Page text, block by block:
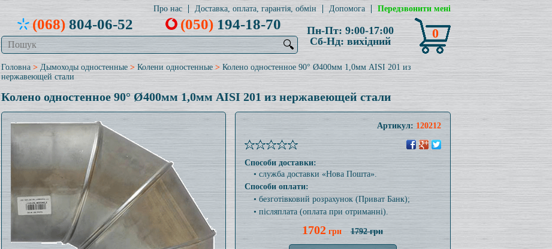
Про нас Доставка, оплата, гарантія, обмін Допомога Передзвонити мені
(068)804-06-52 (050)194-18-70
🔍
Пн-Пт: 9:00-17:00
Сб-Нд: вихідний
0
Головна> Дымоходы одностенные> Колени одностенные> Колено одностенное 90° Ø400мм 1,0мм AISI 201 из
нержавеющей стали
Колено одностенное 90° Ø400мм 1,0мм AISI 201 из нержавеющей стали
Артикул:120212
Способи доставки:
• служба доставки «Нова Пошта».
Способи оплати:
• безготівковий розрахунок (Приват Банк);
• післяплата (оплата при отриманні).
1702 грн 1792 грн